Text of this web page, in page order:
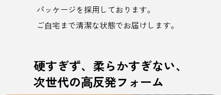
パッケージを採用しております。
ご⾃宅まで清潔な状態でお届けします。
硬すぎず、柔らかすぎない、
次世代の⾼反発フォーム